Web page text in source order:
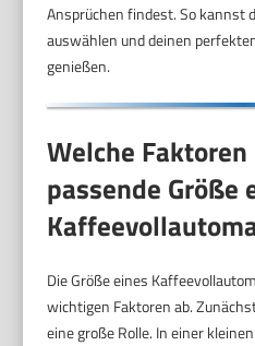
Ansprüchen findest. So kannst
auswählen und deinen
genießen.
Welche
passende Größe
Die Größe eines
wichtigen Faktoren ab.
eine große Rolle. In einer